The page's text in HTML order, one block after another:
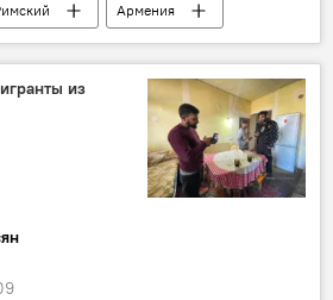
Армения
молитва
из